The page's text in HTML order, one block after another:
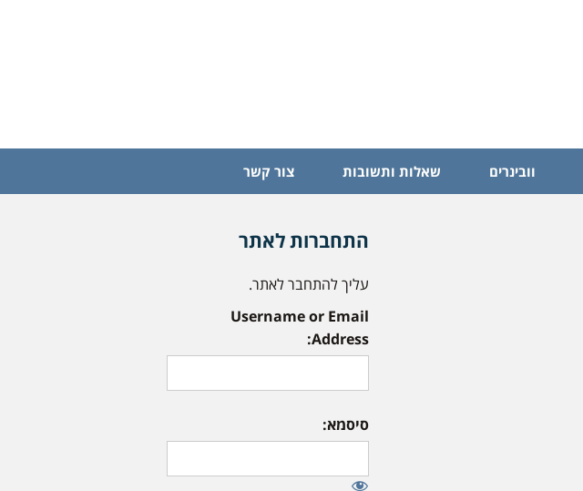
וובינרים שאלות ותשובות צור קשר
התחברות לאתר
עליך להתחבר לאתר.
Username or Email
Address:
סיסמא: